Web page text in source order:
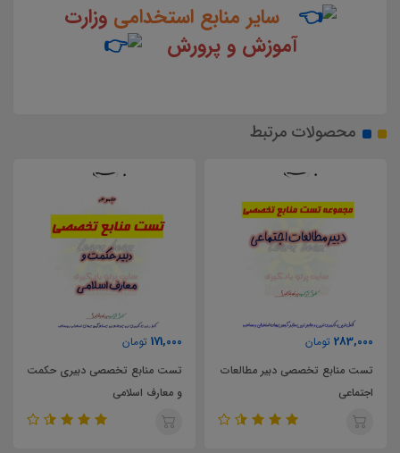
سایر منابع استخدامیوزارت
آموزش و پرورش
محصولات مرتبط
171,000
تست منابع تخصصی دبیری حکمت
63,000
پایه یازدهم